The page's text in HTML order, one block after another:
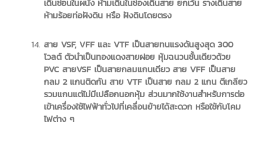
เดินซ่อนในผนัง ห้ามเดินในช่องเดินสาย ยกเว้น รางเดินสาย
ห้ามร้อยท่อฝังดิน หรือ ฝังดินโดยตรง
สาย VSF, VFF และ VTF เป็นสายทนแรงดันสูงสุด 300
โวลต์ ตัวนำเป็นทองแดงสายฝอย หุ้มฉนวนชั้นเดียวด้วย
PVC สายVSF เป็นสายกลมแกนเดียว สาย VFF เป็นสาย
กลม 2 แกนติดกัน สาย VTF เป็นสาย กลม 2 แกน ตีเกลียว
รวมแกนแต่ไม่มีเปลือกนอกหุ้ม ส่วนมากใช้งานสำหรับการต่อ
เข้าเครื่องใช้ไฟฟ้าทั่วไปที่เคลื่อนย้ายได้สะดวก หรือใช้กับโคม
ไฟต่าง ๆ